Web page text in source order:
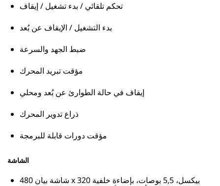
تحكم تلقائي / بدء تشغيل / إيقاف
بدء التشغيل / الإيقاف عن بُعد
ضبط الجهد والسرعة
مؤقت تبريد المحرك
إيقاف في حالة الطوارئ عن بُعد ومحلي
ذراع تدوير المحرك
مؤقت دورات قابلة للبرمجة
الشاشة
شاشة بيان 480 x 320 بيكسل، 5,5 بوصات، بإضاءة خلفية